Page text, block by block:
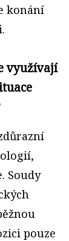
konání
využívají
Soudy
pouze